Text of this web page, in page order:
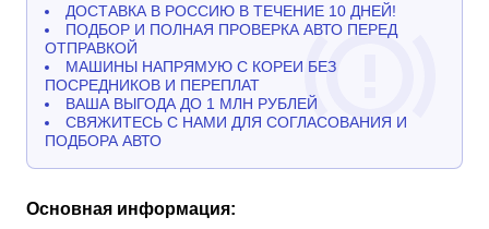
ДОСТАВКА В РОССИЮ В ТЕЧЕНИЕ 10 ДНЕЙ!
ПОДБОР И ПОЛНАЯ ПРОВЕРКА АВТО ПЕРЕД
ОТПРАВКОЙ
МАШИНЫ НАПРЯМУЮ С КОРЕИ БЕЗ
ПОСРЕДНИКОВ И ПЕРЕПЛАТ
ВАША ВЫГОДА ДО 1 МЛН РУБЛЕЙ
СВЯЖИТЕСЬ С НАМИ ДЛЯ СОГЛАСОВАНИЯ И
ПОДБОРА АВТО
Основная информация: